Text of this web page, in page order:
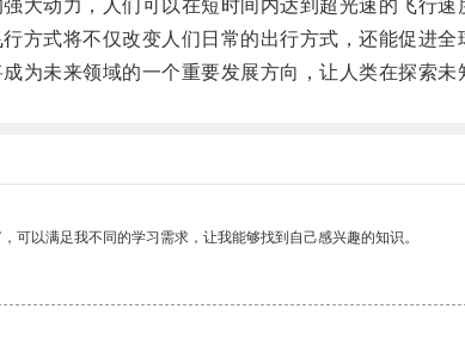
动力，人们可以在短时间内达到超光速的飞行速
式将不仅改变人们日常的出行方式，还能促进全
未来领域的一个重要发展方向，让人类在探索未
可以满足我不同的学习需求，让我能够找到自己感兴趣的知识。